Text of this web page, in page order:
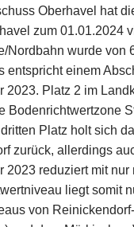
Oberhavel hat
zum 01.01.2024
Nordbahn wurde von
entspricht einem
2023. Platz 2 im
Bodenrichtwertzone
Platz holt sich
zurück, allerdings
2023 reduziert mit nur
liegt somit
von